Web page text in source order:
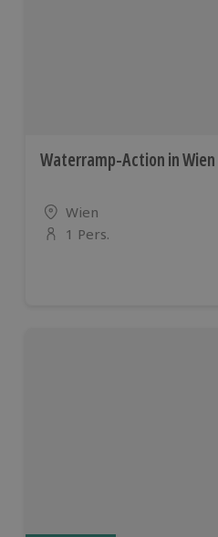
Waterramp-Action in Wien
Standort
Wien
Anzahl der Teilnehmer
1 Pers.